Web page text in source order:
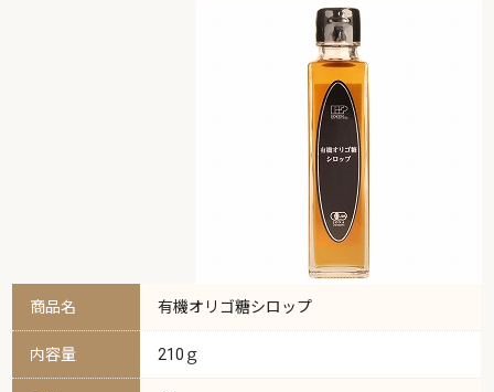
商品名 有機オリゴ糖シロップ
内容量 210ｇ